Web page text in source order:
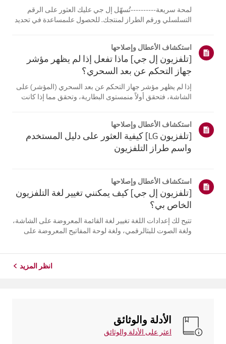
لمحة سريعة----------تُسهّل إل جي عليك العثور على الرقم
التسلسلي ورقم الطراز لمنتجك. للحصول علىمساعدة في تحديد
تختلف الصور أو ا...
استكشاف الأعطال وإصلاحها
[تلفزيون إل جي] ماذا تفعل إذا لم يظهر مؤشر
جهاز التحكم عن بعد السحري؟
إذا لم يظهر مؤشر جهاز التحكم عن بعد السحري (المؤشر) على
الشاشة، فتحقق أولاً منمستوى البطارية، وتحقق مما إذا كانت
التلفزيون. أعد تسج...
استكشاف الأعطال وإصلاحها
[تلفزيون LG] كيفية العثور على دليل المستخدم
واسم طراز التلفزيون
استكشاف الأعطال وإصلاحها
[تلفزيون إل جي] كيف يمكنني تغيير لغة التلفزيون
الخاص بي؟
تتيح لك إعدادات اللغة تغيير لغة القائمة المعروضة على الشاشة،
ولغة الصوت للبثالرقمي، ولغة لوحة المفاتيح المعروضة على
انظر المزيد
الأدلة والوثائق
اعثر على الأدلة والوثائق